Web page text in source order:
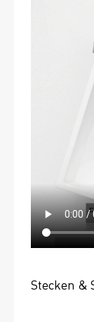
Stecken &